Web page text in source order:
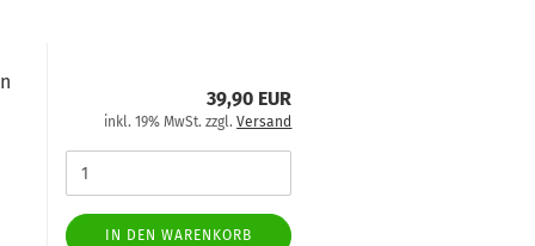
39,90 EUR
inkl. 19% MwSt. zzgl.Versand
IN DEN WARENKORB